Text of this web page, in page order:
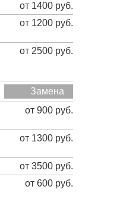
от 1400 руб.
от 1200 руб.
от 2500 руб.
Замена
от 900 руб.
от 1300 руб.
от 3500 руб.
от 600 руб.